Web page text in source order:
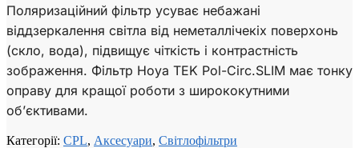
Поляризаційний фільтр усуває небажані
віддзеркалення світла від неметаллічекіх поверхонь
(скло, вода), підвищує чіткість і контрастність
зображення. Фільтр Hoya TEK Pol-Circ.SLIM має тонку
оправу для кращої роботи з ширококутними
об’єктивами.
Категорії: CPL, Аксесуари, Світлофільтри